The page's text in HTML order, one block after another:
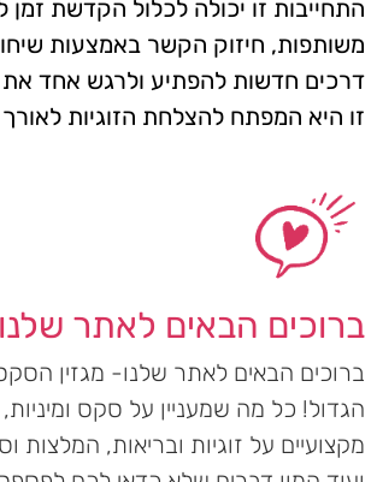
התחייבות זו יכולה לכלול הקדשת זמן
משותפות, חיזוק הקשר באמצעות
דרכים חדשות להפתיע ולרגש אחד
זו היא המפתח להצלחת הזוגיות לאורך
ברוכים הבאים לאתר
ברוכים הבאים לאתר שלנו- מגזין
הגדול! כל מה שמעניין על סקס
מקצועיים על זוגיות ובריאות, המלצות